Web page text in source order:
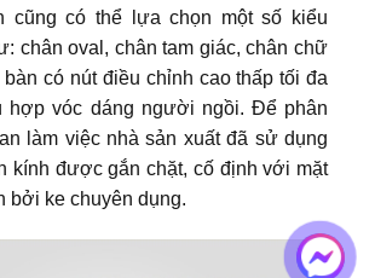
cũng có thể lựa chọn một số kiểu
chân oval, chân tam giác, chân chữ
có nút điều chỉnh cao thấp tối đa
hợp vóc dáng người ngồi. Để phân
làm việc nhà sản xuất đã sử dụng
kính được gắn chặt, cố định với mặt
bởi ke chuyên dụng.